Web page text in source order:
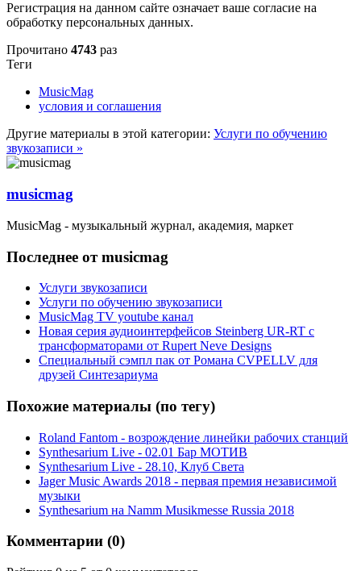
Регистрация на данном сайте означает ваше согласие на
обработку персональных данных.
Прочитано 4743 раз
Теги
MusicMag
условия и соглашения
Другие материалы в этой категории: Услуги по обучению
звукозаписи »
musicmag
MusicMag - музыкальный журнал, академия, маркет
Последнее от musicmag
Услуги звукозаписи
Услуги по обучению звукозаписи
MusicMag TV youtube канал
Новая серия аудиоинтерфейсов Steinberg UR-RT с
трансформаторами от Rupert Neve Designs
Специальный сэмпл пак от Романа CVPELLV для
друзей Синтезариума
Похожие материалы (по тегу)
Roland Fantom - возрождение линейки рабочих станций
Synthesarium Live - 02.01 Бар МОТИВ
Synthesarium Live - 28.10, Клуб Света
Jager Music Awards 2018 - первая премия независимой
музыки
Synthesarium на Namm Musikmesse Russia 2018
Комментарии (0)